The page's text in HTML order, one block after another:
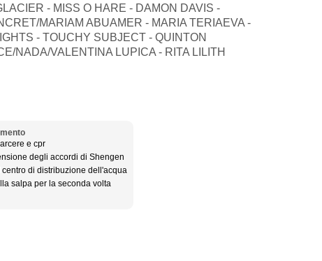
- MISS O HARE - DAMON DAVIS -
MARIAM ABUAMER - MARIA TERIAEVA -
- TOUCHY SUBJECT - QUINTON
NADA/VALENTINA LUPICA - RITA LILITH
e cpr
degli accordi di Shengen
di distribuzione dell'acqua
salpa per la seconda volta